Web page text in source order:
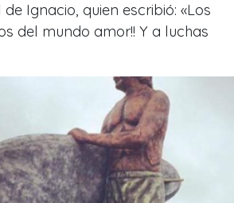
Ignacio, quien escribió: «Los
del mundo amor!! Y a luchas